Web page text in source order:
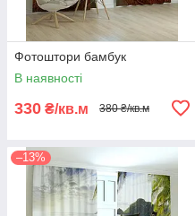
Фотоштори бамбук
В наявності
330 ₴/кв.м 380 ₴/кв.м
–13%